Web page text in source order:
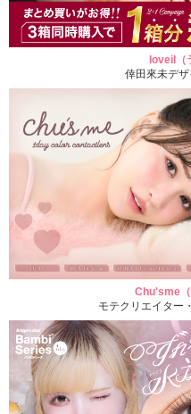
loveil（
倖田來未デ
Chu'sme（
モテクリエイター